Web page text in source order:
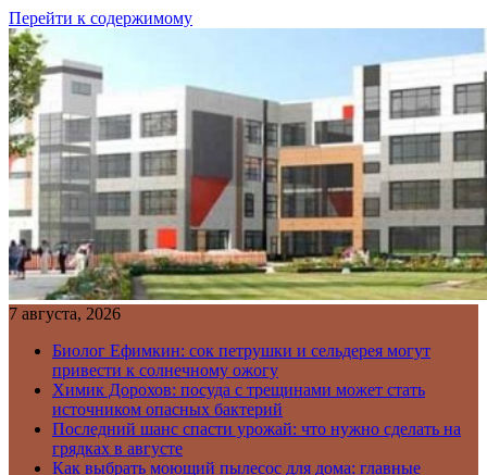
Перейти к содержимому
7 августа, 2026
Биолог Ефимкин: сок петрушки и сельдерея могут
привести к солнечному ожогу
Химик Дорохов: посуда с трещинами может стать
источником опасных бактерий
Последний шанс спасти урожай: что нужно сделать на
грядках в августе
Как выбрать моющий пылесос для дома: главные